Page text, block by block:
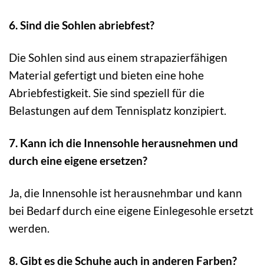
6. Sind die Sohlen abriebfest?
Die Sohlen sind aus einem strapazierfähigen
Material gefertigt und bieten eine hohe
Abriebfestigkeit. Sie sind speziell für die
Belastungen auf dem Tennisplatz konzipiert.
7. Kann ich die Innensohle herausnehmen und
durch eine eigene ersetzen?
Ja, die Innensohle ist herausnehmbar und kann
bei Bedarf durch eine eigene Einlegesohle ersetzt
werden.
8. Gibt es die Schuhe auch in anderen Farben?